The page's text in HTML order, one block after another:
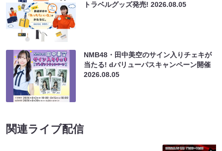
トラベルグッズ発売!2026.08.05
NMB48・田中美空のサイン入りチェキが
当たる! dバリューパスキャンペーン開催
2026.08.05
関連ライブ配信